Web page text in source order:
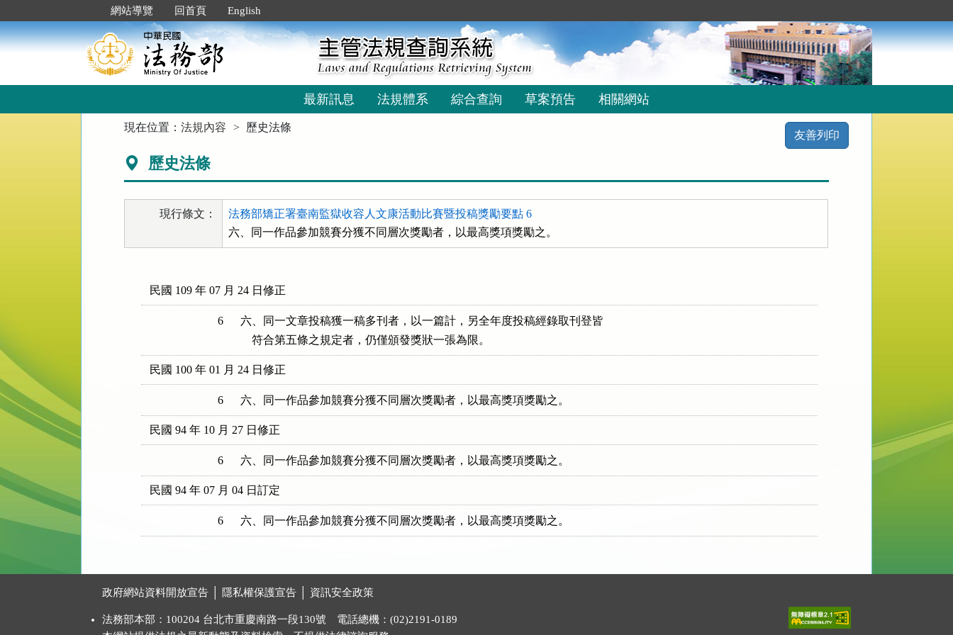
到
主
要
網站導覽 回首頁 English
最新訊息 法規體系 綜合查詢 草案預告 相關網站
現在位置：法規內容 歷史法條
友善列印
歷史法條
現行條文：
法務部矯正署臺南監獄收容人文康活動比賽暨投稿獎勵要點 6
六、同一作品參加競賽分獲不同層次獎勵者，以最高獎項獎勵之。
民國 109 年 07 月 24 日修正
6
六、同一文章投稿獲一稿多刊者，以一篇計，另全年度投稿經錄取刊登皆
    符合第五條之規定者，仍僅頒發獎狀一張為限。
民國 100 年 01 月 24 日修正
6 六、同一作品參加競賽分獲不同層次獎勵者，以最高獎項獎勵之。
民國 94 年 10 月 27 日修正
6 六、同一作品參加競賽分獲不同層次獎勵者，以最高獎項獎勵之。
民國 94 年 07 月 04 日訂定
6 六、同一作品參加競賽分獲不同層次獎勵者，以最高獎項獎勵之。
政府網站資料開放宣告 隱私權保護宣告 資訊安全政策
法務部本部：100204 台北市重慶南路一段130號 電話總機：(02)2191-0189